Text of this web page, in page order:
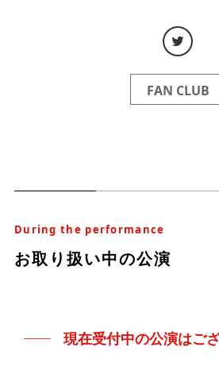
FAN CLUB
During the performance
お取り扱い中の公演
現在受付中の公演はご